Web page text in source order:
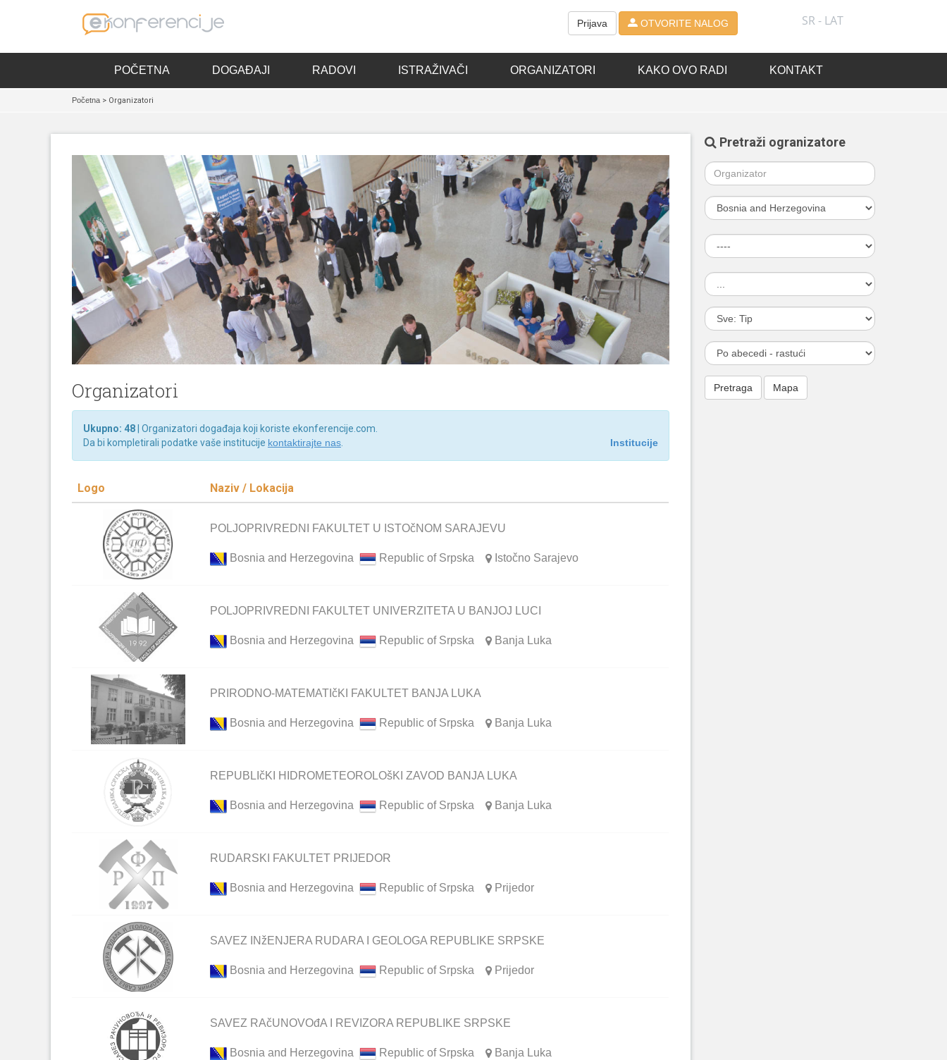
Prijava OTVORITE NALOG SR - LAT
POČETNA DOGAĐAJI RADOVI ISTRAŽIVAČI ORGANIZATORI KAKO OVO RADI KONTAKT
Početna > Organizatori
Organizatori
Ukupno: 48 | Organizatori događaja koji koriste ekonferencije.com.
Da bi kompletirali podatke vaše institucije kontaktirajte nas. Institucije
Logo Naziv / Lokacija
POLJOPRIVREDNI FAKULTET U ISTOčNOM SARAJEVU
Bosnia and Herzegovina Republic of Srpska Istočno Sarajevo
POLJOPRIVREDNI FAKULTET UNIVERZITETA U BANJOJ LUCI
Bosnia and Herzegovina Republic of Srpska Banja Luka
PRIRODNO-MATEMATIčKI FAKULTET BANJA LUKA
Bosnia and Herzegovina Republic of Srpska Banja Luka
REPUBLIčKI HIDROMETEOROLOšKI ZAVOD BANJA LUKA
Bosnia and Herzegovina Republic of Srpska Banja Luka
RUDARSKI FAKULTET PRIJEDOR
Bosnia and Herzegovina Republic of Srpska Prijedor
SAVEZ INžENJERA RUDARA I GEOLOGA REPUBLIKE SRPSKE
Bosnia and Herzegovina Republic of Srpska Prijedor
SAVEZ RAčUNOVOđA I REVIZORA REPUBLIKE SRPSKE
Bosnia and Herzegovina Republic of Srpska Banja Luka
Pretraži ogranizatore